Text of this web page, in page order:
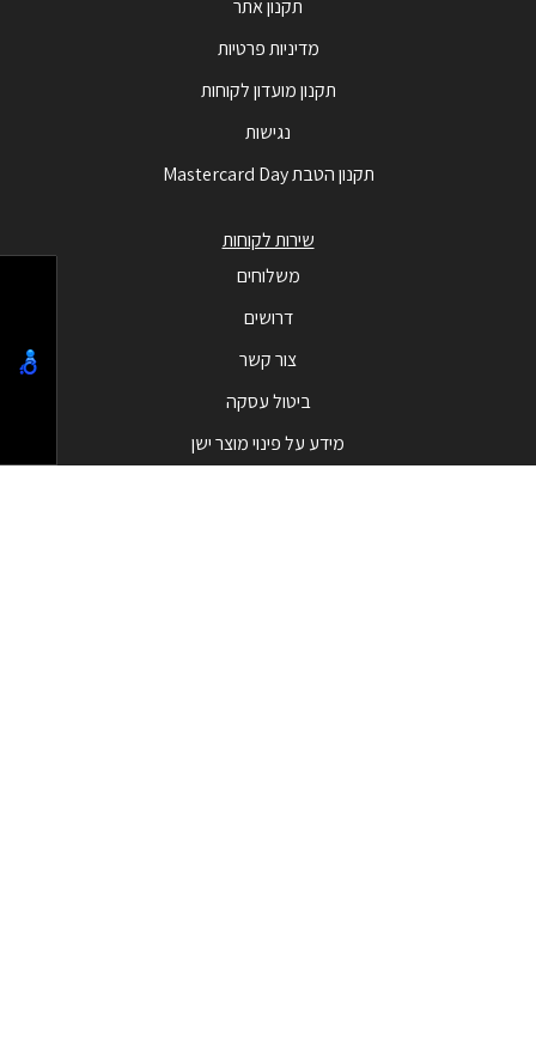
תקנון אתר
מדיניות פרטיות
תקנון מועדון לקוחות
נגישות
תקנון הטבת Mastercard Day
שירות לקוחות
משלוחים
דרושים
צור קשר
ביטול עסקה
מידע על פינוי מוצר ישן